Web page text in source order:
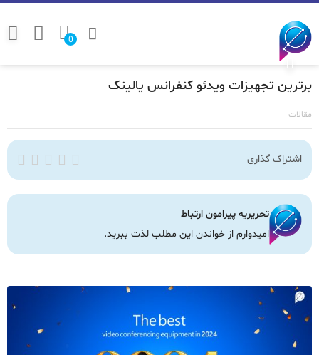
0
برترین تجهیزات ویدئو کنفرانس یالینک
مقالات
اشتراک گذاری
تحریریه پیرامون ارتباط
امیدوارم از خواندن این مطلب لذت ببرید.